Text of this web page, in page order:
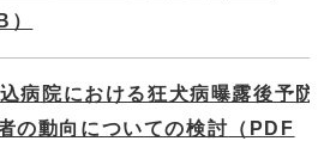
病院における狂犬病曝露後予防
の動向についての検討 （PDF